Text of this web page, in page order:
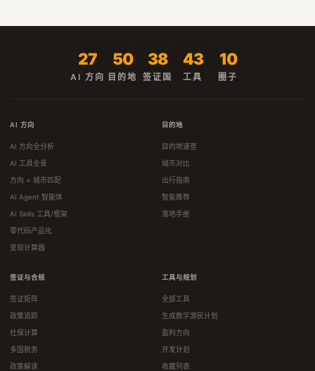
27
AI 方向
50
目的地
38
签证国
43
工具
10
圈子
AI 方向
AI 方向全分析
AI 工具全景
方向 × 城市匹配
AI Agent 智能体
AI Skills 工具/框架
零代码产品化
变现计算器
目的地
目的地速查
城市对比
出行指南
智能推荐
落地手册
签证与合规
签证矩阵
政策追踪
社保计算
多国税务
政策解读
工具与规划
全部工具
生成数字游民计划
盈利方向
开发计划
收藏列表